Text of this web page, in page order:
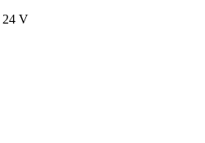
24 V